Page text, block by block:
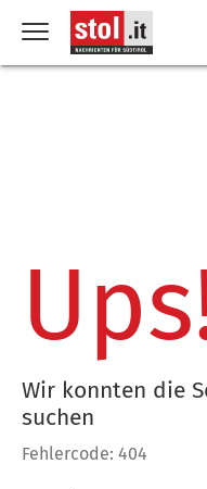
Wir konnten die
suchen
Fehlercode: 404